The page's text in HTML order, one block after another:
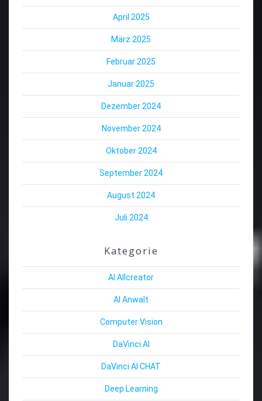
April 2025
März 2025
Februar 2025
Januar 2025
Dezember 2024
November 2024
Oktober 2024
September 2024
August 2024
Juli 2024
Kategorie
AI Allcreator
AI Anwalt
Computer Vision
DaVinci AI
DaVinci AI CHAT
Deep Learning